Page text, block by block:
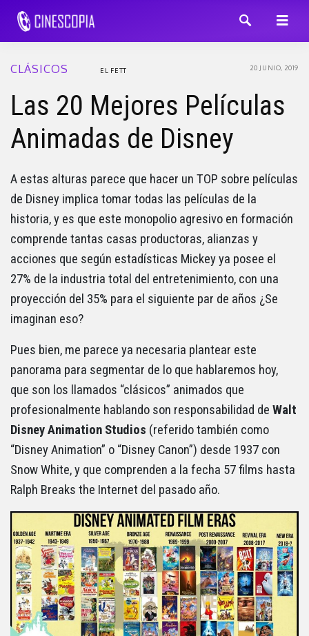
CLÁSICOS 20 JUNIO, 2019
EL FETT
Las 20 Mejores Películas
Animadas de Disney
A estas alturas parece que hacer un TOP sobre películas
de Disney implica tomar todas las películas de la
historia, y es que este monopolio agresivo en formación
comprende tantas casas productoras, alianzas y
acciones que según estadísticas Mickey ya posee el
27% de la industria total del entretenimiento, con una
proyección del 35% para el siguiente par de años ¿Se
imaginan eso?
Pues bien, me parece ya necesaria plantear este
panorama para segmentar de lo que hablaremos hoy,
que son los llamados “clásicos” animados que
profesionalmente hablando son responsabilidad de Walt
Disney Animation Studios (referido también como
“Disney Animation” o “Disney Canon”) desde 1937 con
Snow White, y que comprenden a la fecha 57 films hasta
Ralph Breaks the Internet del pasado año.